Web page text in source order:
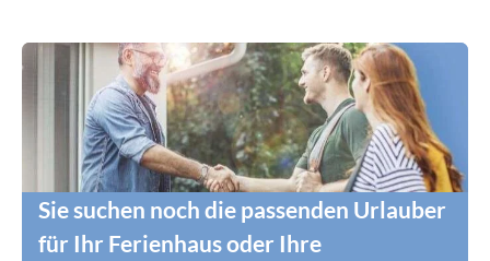
Sie suchen noch die passenden Urlauber
für Ihr Ferienhaus oder Ihre